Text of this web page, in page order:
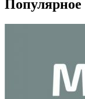
Популярное